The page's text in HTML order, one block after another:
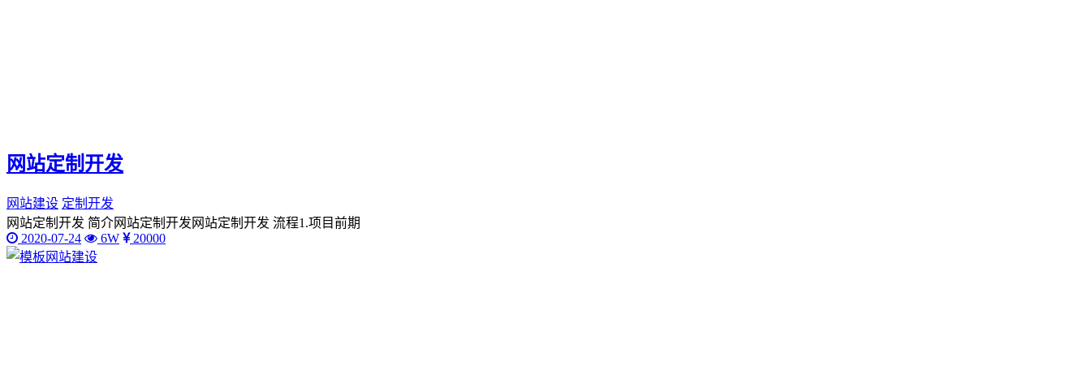
网站定制开发
网站建设 定制开发
网站定制开发 简介网站定制开发网站定制开发 流程1.项目前期
2020-07-24
6W 20000